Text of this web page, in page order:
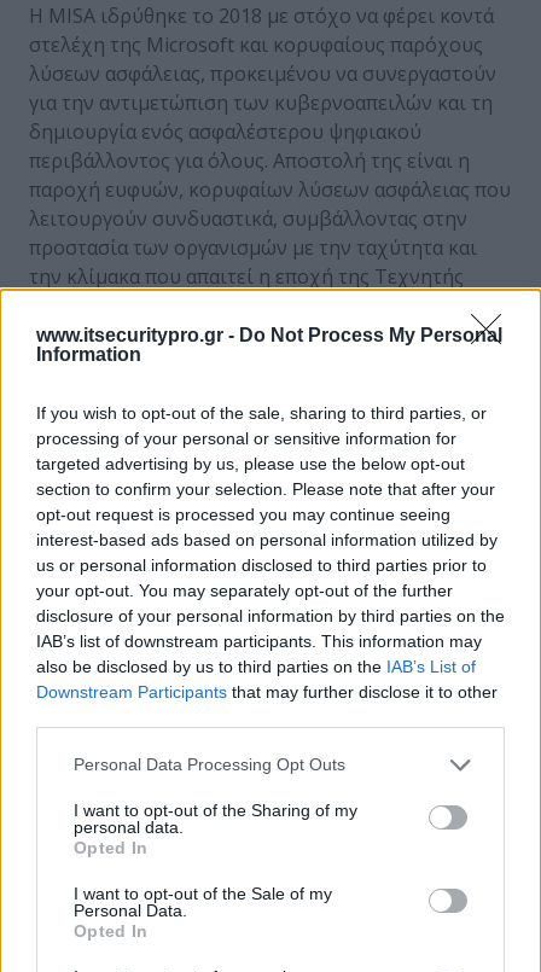
www.itsecuritypro.gr - Do Not Process My Personal
Information
If you wish to opt-out of the sale, sharing to third parties, or
processing of your personal or sensitive information for
targeted advertising by us, please use the below opt-out
section to confirm your selection. Please note that after your
opt-out request is processed you may continue seeing
interest-based ads based on personal information utilized by
us or personal information disclosed to third parties prior to
your opt-out. You may separately opt-out of the further
disclosure of your personal information by third parties on the
IAB’s list of downstream participants. This information may
also be disclosed by us to third parties on the IAB’s List of
Downstream Participants that may further disclose it to other
Personal Data Processing Opt Outs
I want to opt-out of the Sharing of my
personal data.
Opted In
I want to opt-out of the Sale of my
Personal Data.
Opted In
Η MISA ιδρύθηκε το 2018 με στόχο να φέρει κοντά
στελέχη της Microsoft και κορυφαίους παρόχους
λύσεων ασφάλειας, προκειμένου να συνεργαστούν
για την αντιμετώπιση των κυβερνοαπειλών και τη
δημιουργία ενός ασφαλέστερου ψηφιακού
περιβάλλοντος για όλους. Αποστολή της είναι η
παροχή ευφυών, κορυφαίων λύσεων ασφάλειας που
λειτουργούν συνδυαστικά, συμβάλλοντας στην
προστασία των οργανισμών με την ταχύτητα και
την κλίμακα που απαιτεί η εποχή της Τεχνητής
απειλών.
περισσότερα επισκεπτόμενοι την ιστοσελίδα της
Microsoft Intelligent Security Association.
ΣΧΕΤΙΚΑ ΑΡΘΡΑ
Η Εξέλιξη του CISO σε Επιχειρησιακό Ηγέτη
Η ADACOM εντάσσεται στη Microsoft
κανονιστικό πλαίσιο της ΤΝ